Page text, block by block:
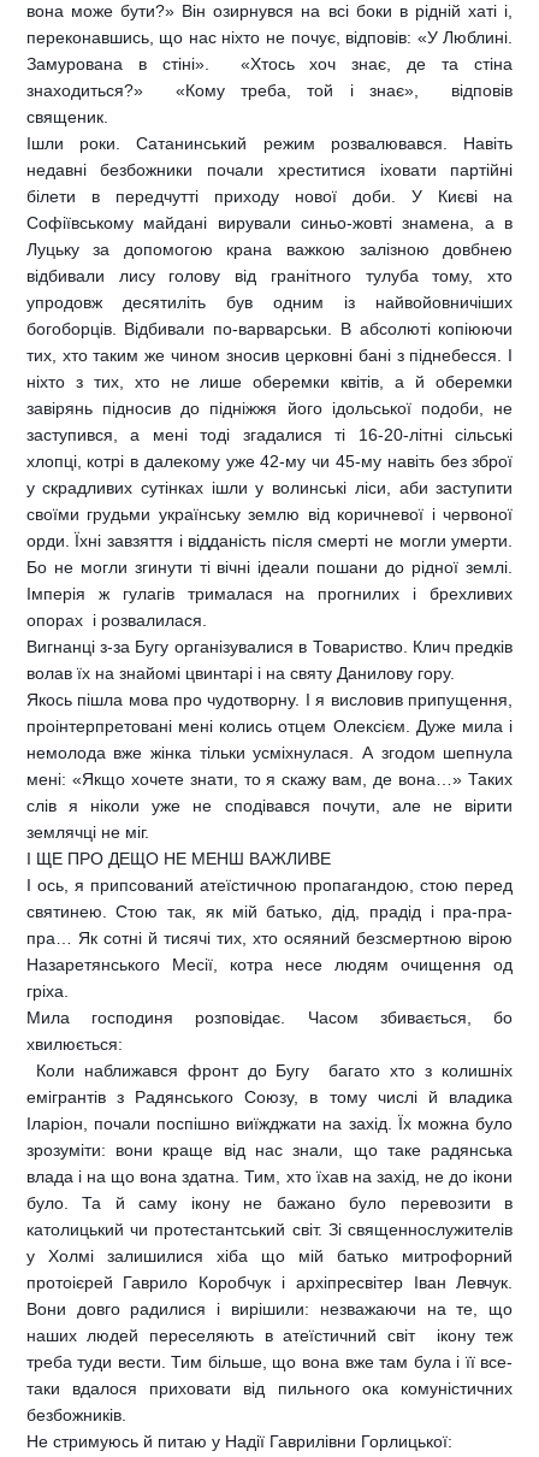
вона може бути?» Він озирнувся на всі боки в рідній хаті і,
переконавшись, що нас ніхто не почує, відповів: «У Люблині.
Замурована в стіні».  «Хтось хоч знає, де та стіна
знаходиться?»  «Кому треба, той і знає»,  відповів
священик.
Ішли роки. Сатанинський режим розвалювався. Навіть
недавні безбожники почали хреститися іховати партійні
білети в передчутті приходу нової доби. У Києві на
Софіївському майдані вирували синьо-жовті знамена, а в
Луцьку за допомогою крана важкою залізною довбнею
відбивали лису голову від гранітного тулуба тому, хто
упродовж десятиліть був одним із найвойовничіших
богоборців. Відбивали по-варварськи. В абсолюті копіюючи
тих, хто таким же чином зносив церковні бані з піднебесся. І
ніхто з тих, хто не лише оберемки квітів, а й оберемки
завірянь підносив до підніжжя його ідольської подоби, не
заступився, а мені тоді згадалися ті 16-20-літні сільські
хлопці, котрі в далекому уже 42-му чи 45-му навіть без зброї
у скрадливих сутінках ішли у волинські ліси, аби заступити
своїми грудьми українську землю від коричневої і червоної
орди. Їхні завзяття і відданість після смерті не могли умерти.
Бо не могли згинути ті вічні ідеали пошани до рідної землі.
Імперія ж гулагів трималася на прогнилих і брехливих
опорах  і розвалилася.
Вигнанці з-за Бугу організувалися в Товариство. Клич предків
волав їх на знайомі цвинтарі і на святу Данилову гору.
Якось пішла мова про чудотворну. І я висловив припущення,
проінтерпретовані мені колись отцем Олексієм. Дуже мила і
немолода вже жінка тільки усміхнулася. А згодом шепнула
мені: «Якщо хочете знати, то я скажу вам, де вона…» Таких
слів я ніколи уже не сподівався почути, але не вірити
землячці не міг.
І ЩЕ ПРО ДЕЩО НЕ МЕНШ ВАЖЛИВЕ
І ось, я припсований атеїстичною пропагандою, стою перед
святинею. Стою так, як мій батько, дід, прадід і пра-пра-
пра… Як сотні й тисячі тих, хто осяяний безсмертною вірою
Назаретянського Месії, котра несе людям очищення од
гріха.
Мила господиня розповідає. Часом збивається, бо
хвилюється:
 Коли наближався фронт до Бугу  багато хто з колишніх
емігрантів з Радянського Союзу, в тому числі й владика
Іларіон, почали поспішно виїжджати на захід. Їх можна було
зрозуміти: вони краще від нас знали, що таке радянська
влада і на що вона здатна. Тим, хто їхав на захід, не до ікони
було. Та й саму ікону не бажано було перевозити в
католицький чи протестантський світ. Зі священнослужителів
у Холмі залишилися хіба що мій батько митрофорний
протоієрей Гаврило Коробчук і архіпресвітер Іван Левчук.
Вони довго радилися і вирішили: незважаючи на те, що
наших людей переселяють в атеїстичний світ  ікону теж
треба туди вести. Тим більше, що вона вже там була і її все-
таки вдалося приховати від пильного ока комуністичних
безбожників.
Не стримуюсь й питаю у Надії Гаврилівни Горлицької: